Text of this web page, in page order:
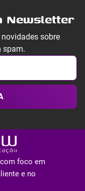
Newsletter
sobre
spam.
foco em
e no